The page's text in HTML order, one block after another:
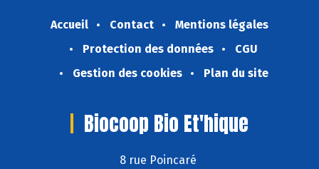
Accueil Contact
Mentions légales
Protection des données
CGU
Gestion des cookies
Plan du site
Biocoop Bio Et'hique
8 rue Poincaré